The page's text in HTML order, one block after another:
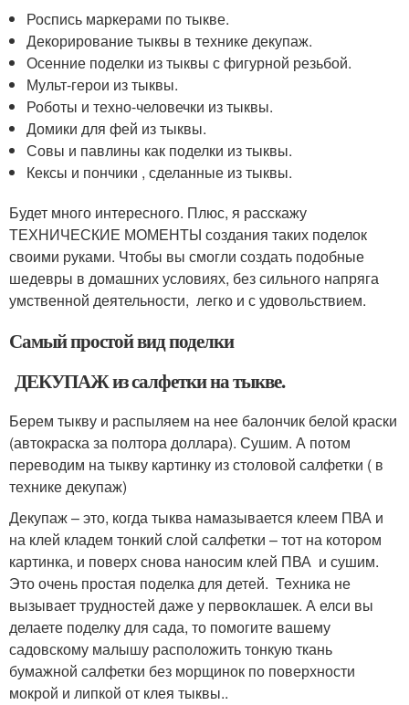
Роспись маркерами по тыкве.
Декорирование тыквы в технике декупаж.
Осенние поделки из тыквы с фигурной резьбой.
Мульт-герои из тыквы.
Роботы и техно-человечки из тыквы.
Домики для фей из тыквы.
Совы и павлины как поделки из тыквы.
Кексы и пончики , сделанные из тыквы.
Будет много интересного. Плюс, я расскажу
ТЕХНИЧЕСКИЕ МОМЕНТЫ создания таких поделок
своими руками. Чтобы вы смогли создать подобные
шедевры в домашних условиях, без сильного напряга
умственной деятельности, легко и с удовольствием.
Самый простой вид поделки
ДЕКУПАЖ из салфетки на тыкве.
Берем тыкву и распыляем на нее балончик белой краски
(автокраска за полтора доллара). Сушим. А потом
переводим на тыкву картинку из столовой салфетки ( в
технике декупаж)
Декупаж – это, когда тыква намазывается клеем ПВА и
на клей кладем тонкий слой салфетки – тот на котором
картинка, и поверх снова наносим клей ПВА и сушим.
Это очень простая поделка для детей. Техника не
вызывает трудностей даже у первоклашек. А елси вы
делаете поделку для сада, то помогите вашему
садовскому малышу расположить тонкую ткань
бумажной салфетки без морщинок по поверхности
мокрой и липкой от клея тыквы..